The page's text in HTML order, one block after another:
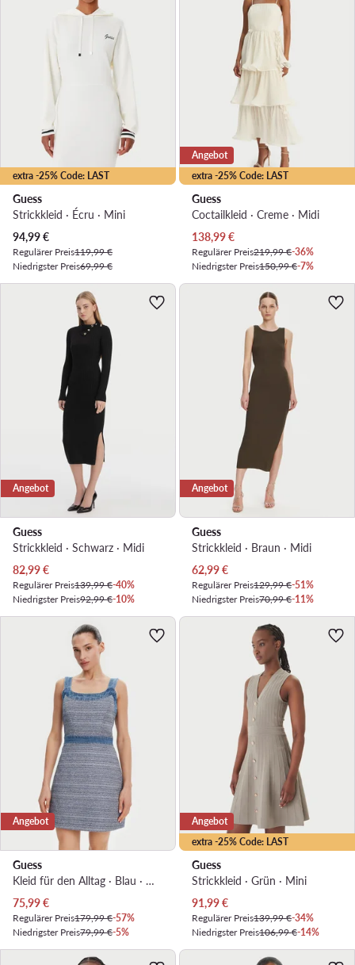
extra -25% Code: LAST
Guess
Strickkleid · Écru · Mini
Aktueller Preis
94,99€
Regulärer Preis119,99 €
Niedrigster Preis69,99 €
extra -25% Code: LAST
Angebot
Guess
Coctailkleid · Creme · Midi
Aktueller Preis
138,99€
Regulärer Preis219,99 €-36%
Niedrigster Preis150,99 €-7%
Angebot
Guess
Strickkleid · Schwarz · Midi
Aktueller Preis
82,99€
Regulärer Preis139,99 €-40%
Niedrigster Preis92,99 €-10%
Angebot
Guess
Strickkleid · Braun · Midi
Aktueller Preis
62,99€
Regulärer Preis129,99 €-51%
Niedrigster Preis70,99 €-11%
Angebot
Guess
Kleid für den Alltag · Blau · Mini
Aktueller Preis
75,99€
Regulärer Preis179,99 €-57%
Niedrigster Preis79,99 €-5%
extra -25% Code: LAST
Angebot
Guess
Strickkleid · Grün · Mini
Aktueller Preis
91,99€
Regulärer Preis139,99 €-34%
Niedrigster Preis106,99 €-14%